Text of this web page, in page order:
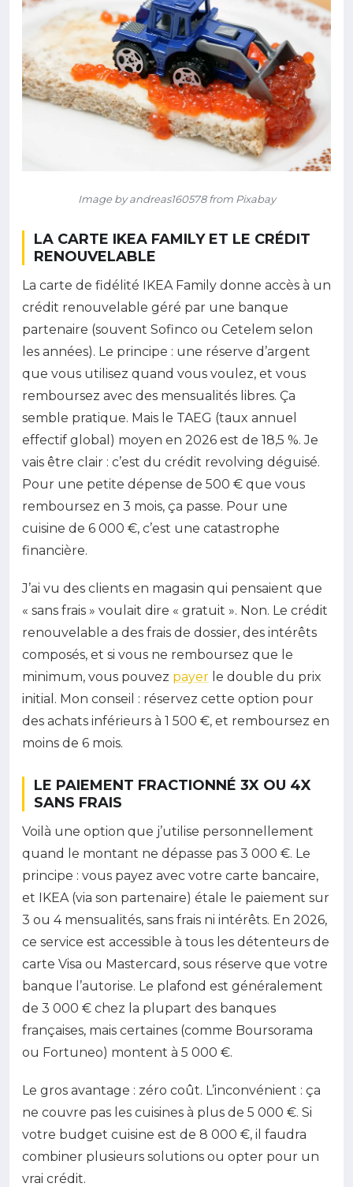
Image by andreas160578 from Pixabay
LA CARTE IKEA FAMILY ET LE CRÉDIT
RENOUVELABLE
La carte de fidélité IKEA Family donne accès à un
crédit renouvelable géré par une banque
partenaire (souvent Sofinco ou Cetelem selon
les années). Le principe : une réserve d’argent
que vous utilisez quand vous voulez, et vous
remboursez avec des mensualités libres. Ça
semble pratique. Mais le TAEG (taux annuel
effectif global) moyen en 2026 est de 18,5 %. Je
vais être clair : c’est du crédit revolving déguisé.
Pour une petite dépense de 500 € que vous
remboursez en 3 mois, ça passe. Pour une
cuisine de 6 000 €, c’est une catastrophe
financière.
J’ai vu des clients en magasin qui pensaient que
« sans frais » voulait dire « gratuit ». Non. Le crédit
renouvelable a des frais de dossier, des intérêts
composés, et si vous ne remboursez que le
minimum, vous pouvez payer le double du prix
initial. Mon conseil : réservez cette option pour
des achats inférieurs à 1 500 €, et remboursez en
moins de 6 mois.
LE PAIEMENT FRACTIONNÉ 3X OU 4X
SANS FRAIS
Voilà une option que j’utilise personnellement
quand le montant ne dépasse pas 3 000 €. Le
principe : vous payez avec votre carte bancaire,
et IKEA (via son partenaire) étale le paiement sur
3 ou 4 mensualités, sans frais ni intérêts. En 2026,
ce service est accessible à tous les détenteurs de
carte Visa ou Mastercard, sous réserve que votre
banque l’autorise. Le plafond est généralement
de 3 000 € chez la plupart des banques
françaises, mais certaines (comme Boursorama
ou Fortuneo) montent à 5 000 €.
Le gros avantage : zéro coût. L’inconvénient : ça
ne couvre pas les cuisines à plus de 5 000 €. Si
votre budget cuisine est de 8 000 €, il faudra
combiner plusieurs solutions ou opter pour un
vrai crédit.